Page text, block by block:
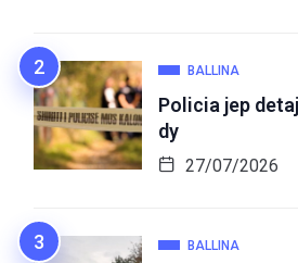
BALLINA
Policia jep
dy
27/07/2026
BALLINA